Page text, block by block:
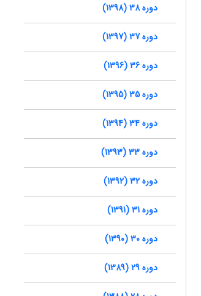
دوره 38 (1398)
دوره 37 (1397)
دوره 36 (1396)
دوره 35 (1395)
دوره 34 (1394)
دوره 33 (1393)
دوره 32 (1392)
دوره 31 (1391)
دوره 30 (1390)
دوره 29 (1389)